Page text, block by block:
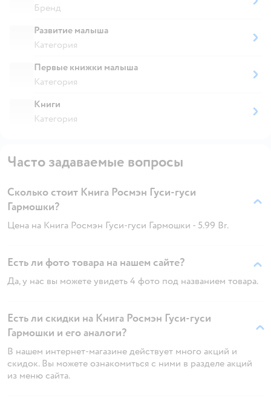
Бренд
Развитие малыша
Категория
Первые книжки малыша
Категория
Книги
Категория
Часто задаваемые вопросы
Сколько стоит Книга Росмэн Гуси-гуси
Гармошки?
Цена на Книга Росмэн Гуси-гуси Гармошки - 5.99 Br.
Есть ли фото товара на нашем сайте?
Да, у нас вы можете увидеть 4 фото под названием товара.
Есть ли скидки на Книга Росмэн Гуси-гуси
Гармошки и его аналоги?
В нашем интернет-магазине действует много акций и
скидок. Вы можете ознакомиться с ними в разделе акций
из меню сайта.